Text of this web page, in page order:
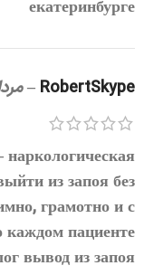
екатеринбурге
RobertSkype
–مرداد
из запоя без
грамотно и с
каждом пациенте.
вывод из запоя